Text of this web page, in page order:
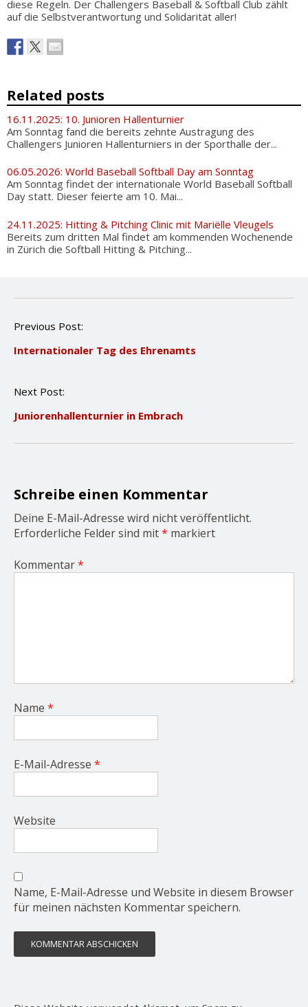
diese Regeln. Der Challengers Baseball & Softball Club zählt
auf die Selbstverantwortung und Solidarität aller!
Related posts
16.11.2025: 10. Junioren Hallenturnier
Am Sonntag fand die bereits zehnte Austragung des
Challengers Junioren Hallenturniers in der Sporthalle der...
06.05.2026: World Baseball Softball Day am Sonntag
Am Sonntag findet der internationale World Baseball Softball
Day statt. Dieser feierte am 10. Mai...
24.11.2025: Hitting & Pitching Clinic mit Mariëlle Vleugels
Bereits zum dritten Mal findet am kommenden Wochenende
in Zürich die Softball Hitting & Pitching...
P
s
a
i
o
Previous Post:
Internationaler Tag des Ehrenamts
Next Post:
Juniorenhallenturnier in Embrach
Schreibe einen Kommentar
Deine E-Mail-Adresse wird nicht veröffentlicht.
Erforderliche Felder sind mit* markiert
Kommentar*
Name *
E-Mail-Adresse *
Website
Name, E-Mail-Adresse und Website in diesem Browser
für meinen nächsten Kommentar speichern.